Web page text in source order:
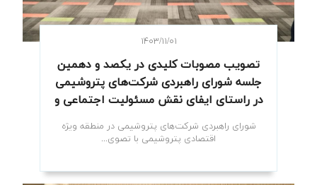
۱۴۰۳/۱۱/۰۱
تصویب مصوبات کلیدی در یکصد و دهمین
جلسه شورای راهبردی شرکت‌های پتروشیمی
در راستای ایفای نقش مسئولیت اجتماعی و
شورای راهبردی شرکت‌های پتروشیمی در منطقه ویژه
اقتصادی پتروشیمی با تصوی...